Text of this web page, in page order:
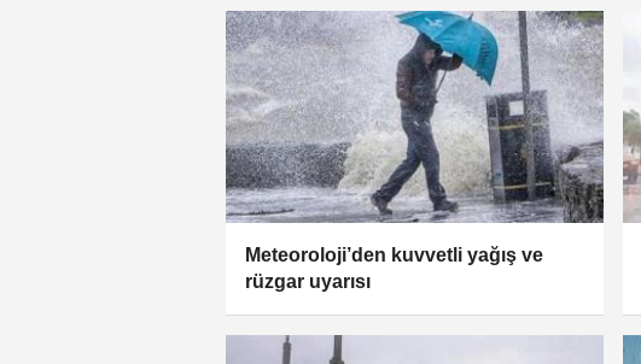
Meteoroloji’den kuvvetli yağış ve
rüzgar uyarısı